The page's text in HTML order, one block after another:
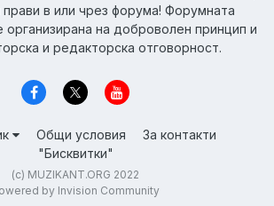
в или чрез форума! Форумната
организирана на доброволен принцип и
и редакторска отговорност.
Общи условия
За контакти
"Бисквитки"
(c) MUZIKANT.ORG 2022
by Invision Community